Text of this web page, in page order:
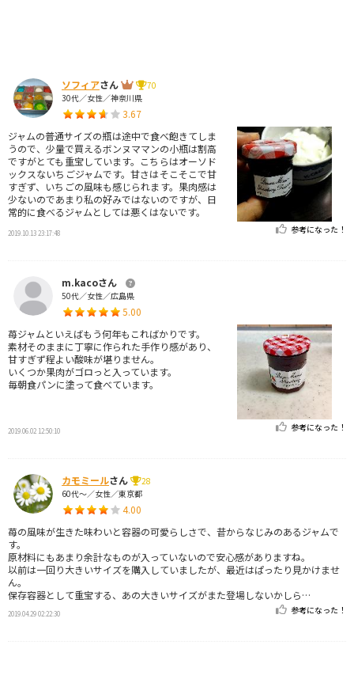
ソフィアさん
70
30代／女性／神奈川県
3.67
ジャムの普通サイズの瓶は途中で食べ飽きてしま
うので、少量で買えるボンヌママンの小瓶は割高
ですがとても重宝しています。こちらはオーソド
ックスないちごジャムです。甘さはそこそこで甘
すぎず、いちごの風味も感じられます。果肉感は
少ないのであまり私の好みではないのですが、日
常的に食べるジャムとしては悪くはないです。
2019.10.13 23:17:48 参考になった！
m.kacoさん
50代／女性／広島県
5.00
苺ジャムといえばもう何年もこればかりです。
素材そのままに丁寧に作られた手作り感があり、
甘すぎず程よい酸味が堪りません。
いくつか果肉がゴロっと入っています。
毎朝食パンに塗って食べています。
2019.06.02 12:50:10 参考になった！
カモミールさん
28
60代～／女性／東京都
4.00
苺の風味が生きた味わいと容器の可愛らしさで、昔からなじみのあるジャムで
す。
原材料にもあまり余計なものが入っていないので安心感がありますね。
以前は一回り大きいサイズを購入していましたが、最近はぱったり見かけませ
ん。
保存容器として重宝する、あの大きいサイズがまた登場しないかしら…
2019.04.29 02:22:30 参考になった！